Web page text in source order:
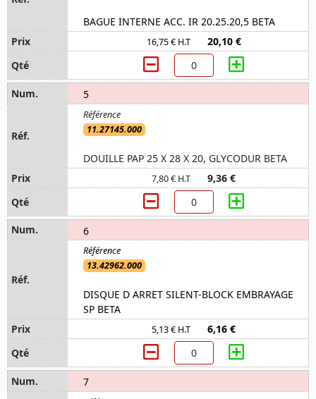
BAGUE INTERNE ACC. IR 20.25.20,5 BETA
16,75 € H.T 20,10 €
5
11.27145.000
DOUILLE PAP 25 X 28 X 20, GLYCODUR BETA
7,80 € H.T 9,36 €
6
13.42962.000
DISQUE D ARRET SILENT-BLOCK EMBRAYAGE
SP BETA
5,13 € H.T 6,16 €
7